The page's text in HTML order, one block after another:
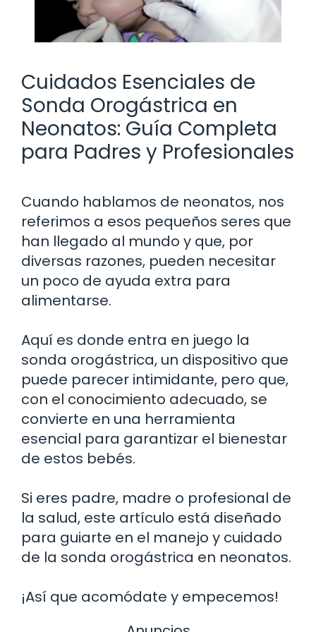
Cuidados Esenciales de
Sonda Orogástrica en
Neonatos: Guía Completa
para Padres y Profesionales
Cuando hablamos de neonatos, nos
referimos a esos pequeños seres que
han llegado al mundo y que, por
diversas razones, pueden necesitar
un poco de ayuda extra para
alimentarse.
Aquí es donde entra en juego la
sonda orogástrica, un dispositivo que
puede parecer intimidante, pero que,
con el conocimiento adecuado, se
convierte en una herramienta
esencial para garantizar el bienestar
de estos bebés.
Si eres padre, madre o profesional de
la salud, este artículo está diseñado
para guiarte en el manejo y cuidado
de la sonda orogástrica en neonatos.
¡Así que acomódate y empecemos!